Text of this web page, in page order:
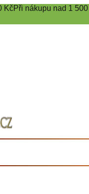
KčPři nákupu nad 1